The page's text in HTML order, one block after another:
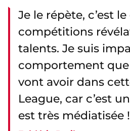
Je le répète, c’est
compétitions
talents. Je suis
comportement
vont avoir dans
League, car c’est
est très médiatisée !